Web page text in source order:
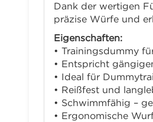
Dank der wertigen
präzise Würfe und
Eigenschaften:
• Trainingsdummy
• Entspricht
• Ideal für
• Reißfest und
• Schwimmfähig –
• Ergonomische